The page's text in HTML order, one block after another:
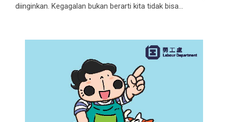
diinginkan. Kegagalan bukan berarti kita tidak bisa...